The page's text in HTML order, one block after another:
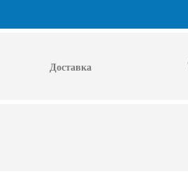
Доставка